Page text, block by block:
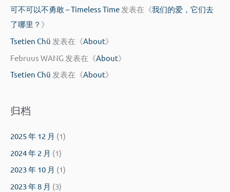
可不可以不勇敢 – Timeless Time 发表在《我们的爱，它们去
了哪里？ 》
Tsetien Chü 发表在《About》
Februus WANG 发表在《About》
Tsetien Chü 发表在《About》
归档
2025 年 12 月 (1)
2024 年 2 月 (1)
2023 年 10 月 (1)
2023 年 8 月 (3)